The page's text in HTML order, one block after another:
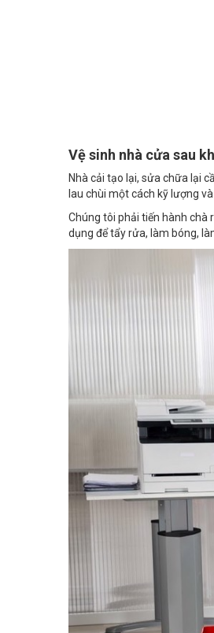
Vệ sinh nhà cửa sau
Nhà cải tạo lại, sửa chữa lại
lau chùi một cách kỹ lượng và
Chúng tôi phải tiến hành chà
dụng để tẩy rửa, làm bóng,